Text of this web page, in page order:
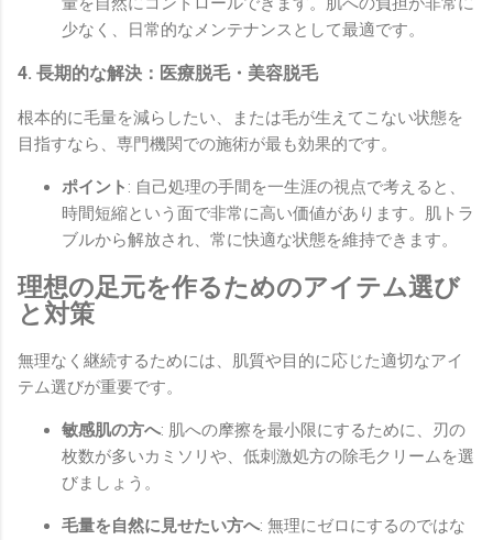
少なく、日常的なメンテナンスとして最適です。
4. 長期的な解決：医療脱毛・美容脱毛
根本的に毛量を減らしたい、または毛が生えてこない状態を
目指すなら、専門機関での施術が最も効果的です。
ポイント : 自己処理の手間を一生涯の視点で考えると、
時間短縮という面で非常に高い価値があります。肌トラ
ブルから解放され、常に快適な状態を維持できます。
理想の足元を作るためのアイテム選び
と対策
無理なく継続するためには、肌質や目的に応じた適切なアイ
テム選びが重要です。
敏感肌の方へ: 肌への摩擦を最小限にするために、刃の
枚数が多いカミソリや、低刺激処方の除毛クリームを選
びましょう。
毛量を自然に見せたい方へ: 無理にゼロにするのではな